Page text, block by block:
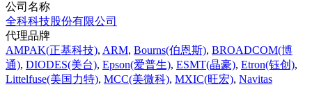
公司名称
全科科技股份有限公司
代理品牌
AMPAK(正基科技), ARM, Bourns(伯恩斯), BROADCOM(博
通), DIODES(美台), Epson(爱普生), ESMT(晶豪), Etron(钰创),
Littelfuse(美国力特), MCC(美微科), MXIC(旺宏), Navitas